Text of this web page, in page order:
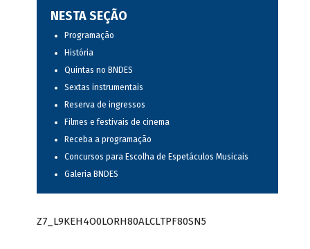
NESTA SEÇÃO
Programação
História
Quintas no BNDES
Sextas instrumentais
Reserva de ingressos
Filmes e festivais de cinema
Receba a programação
Concursos para Escolha de Espetáculos Musicais
Galeria BNDES
Z7_L9KEH4O0LORH80ALCLTPF80SN5